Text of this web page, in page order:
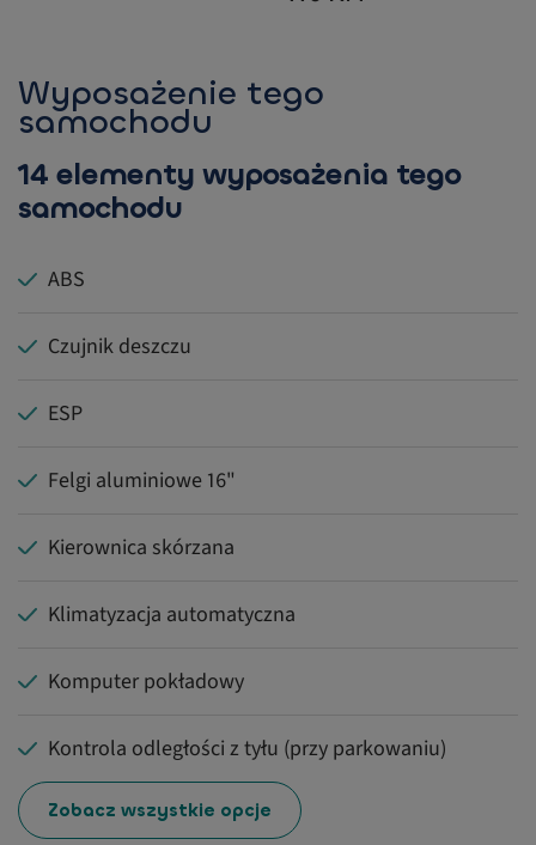
Wyposażenie tego
samochodu
14 elementy wyposażenia tego
samochodu
ABS
Czujnik deszczu
ESP
Felgi aluminiowe 16"
Kierownica skórzana
Klimatyzacja automatyczna
Komputer pokładowy
Kontrola odległości z tyłu (przy parkowaniu)
Zobacz wszystkie opcje